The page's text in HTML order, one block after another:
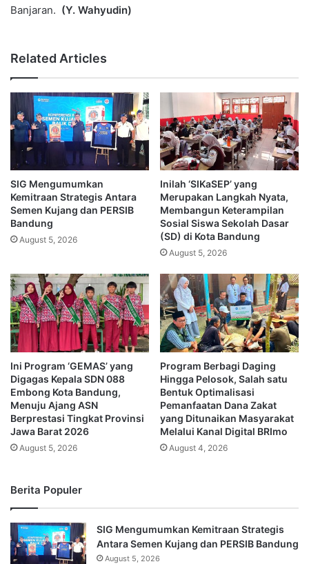
Banjaran. (Y. Wahyudin)
Related Articles
SIG Mengumumkan
Kemitraan Strategis Antara
Semen Kujang dan PERSIB
Bandung
August 5, 2026
Inilah ‘SIKaSEP’ yang
Merupakan Langkah Nyata,
Membangun Keterampilan
Sosial Siswa Sekolah Dasar
(SD) di Kota Bandung
August 5, 2026
Ini Program ‘GEMAS’ yang
Digagas Kepala SDN 088
Embong Kota Bandung,
Menuju Ajang ASN
Berprestasi Tingkat Provinsi
Jawa Barat 2026
August 5, 2026
Program Berbagi Daging
Hingga Pelosok, Salah satu
Bentuk Optimalisasi
Pemanfaatan Dana Zakat
yang Ditunaikan Masyarakat
Melalui Kanal Digital BRImo
August 4, 2026
Berita Populer
SIG Mengumumkan Kemitraan Strategis
Antara Semen Kujang dan PERSIB Bandung
August 5, 2026